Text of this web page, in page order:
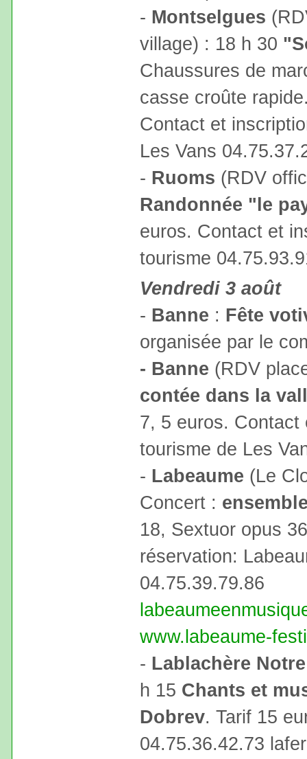
- Montselgues
village) : 18 h 30
Chaussures de
casse croûte
Contact et
Les Vans
- Ruoms (RDV
Randonnée "le
euros. Contact et
tourisme
Vendredi 3 août
- Banne : Fête
organisée par le
- Banne (RDV
contée dans la
7, 5 euros.
tourisme de Les
- Labeaume (Le
Concert :
18, Sextuor opus
réservation:
04.75.39.79.86
www.labeaume-
- Lablachère
h 15 Chants et
Dobrev. Tarif 15
04.75.36.42.73